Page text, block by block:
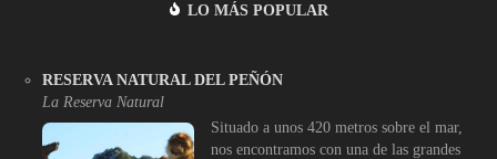
LO MÁS POPULAR
RESERVA NATURAL DEL PEÑÓN
La Reserva Natural
Situado a unos 420 metros sobre el mar,
nos encontramos con una de las grandes